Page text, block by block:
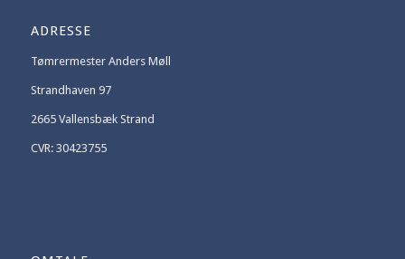
ADRESSE
Tømrermester Anders Møll
Strandhaven 97
2665 Vallensbæk Strand
CVR: 30423755